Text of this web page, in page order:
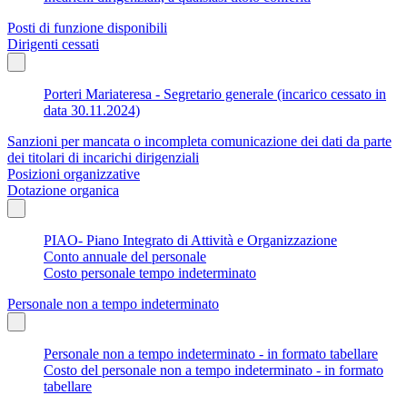
Posti di funzione disponibili
Dirigenti cessati
Porteri Mariateresa - Segretario generale (incarico cessato in
data 30.11.2024)
Sanzioni per mancata o incompleta comunicazione dei dati da parte
dei titolari di incarichi dirigenziali
Posizioni organizzative
Dotazione organica
PIAO- Piano Integrato di Attività e Organizzazione
Conto annuale del personale
Costo personale tempo indeterminato
Personale non a tempo indeterminato
Personale non a tempo indeterminato - in formato tabellare
Costo del personale non a tempo indeterminato - in formato
tabellare